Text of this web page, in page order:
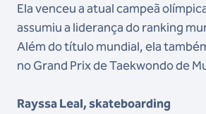
Ela venceu a atual campeã
assumiu a liderança do ranking
Além do título mundial, ela
no Grand Prix de Taekwondo de
Rayssa Leal, skateboarding